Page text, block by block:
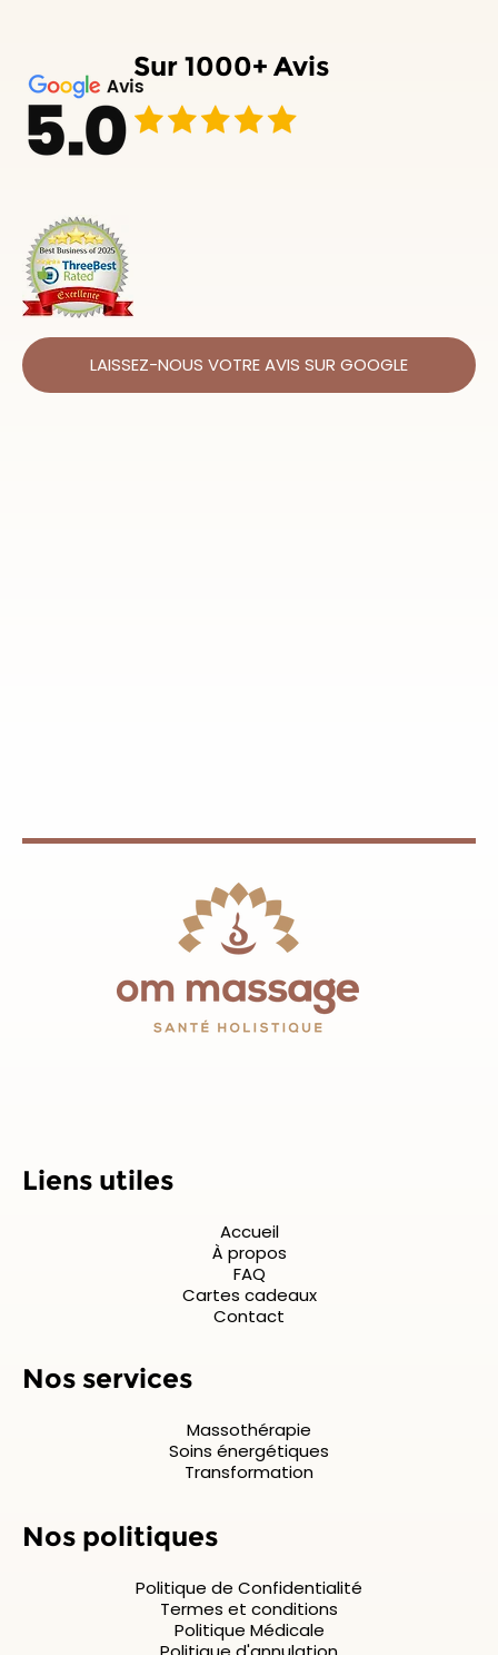
Sur 1000+ Avis
LAISSEZ-NOUS VOTRE AVIS SUR GOOGLE
Liens utiles
Accueil
À propos
FAQ
Cartes cadeaux
Contact
Nos services
Massothérapie
Soins énergétiques
Transformation
Nos politiques
Politique de Confidentialité
Termes et conditions
Politique Médicale